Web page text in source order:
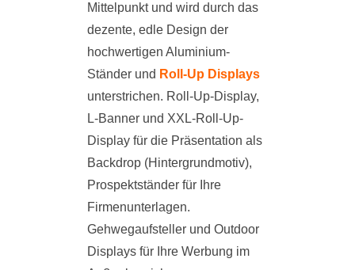
Mittelpunkt und wird durch das
dezente, edle Design der
hochwertigen Aluminium-
Ständer und Roll-Up Displays
unterstrichen. Roll-Up-Display,
L-Banner und XXL-Roll-Up-
Display für die Präsentation als
Backdrop (Hintergrundmotiv),
Prospektständer für Ihre
Firmenunterlagen.
Gehwegaufsteller und Outdoor
Displays für Ihre Werbung im